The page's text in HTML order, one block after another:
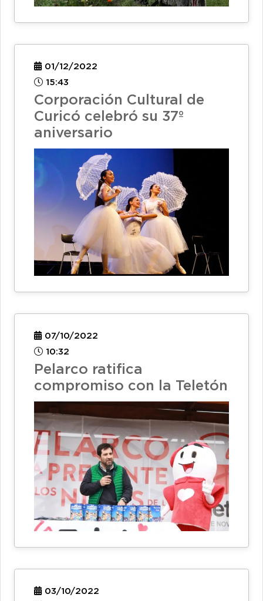
01/12/2022
15:43
Corporación Cultural de
Curicó celebró su 37º
aniversario
07/10/2022
10:32
Pelarco ratifica
compromiso con la Teletón
03/10/2022